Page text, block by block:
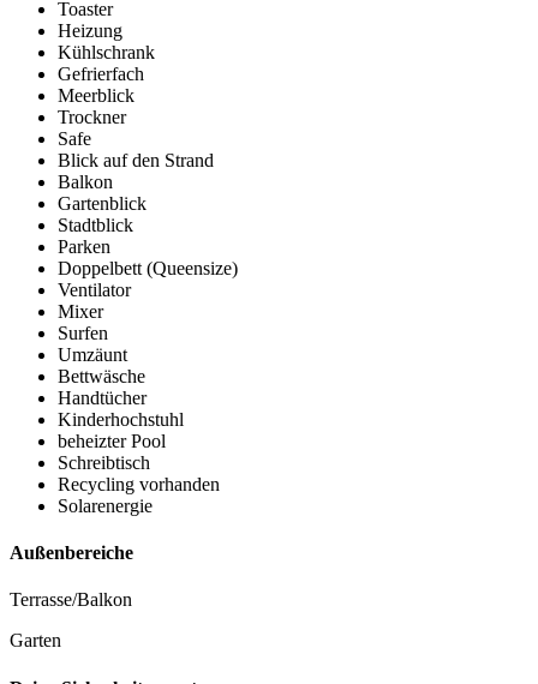
Toaster
Heizung
Kühlschrank
Gefrierfach
Meerblick
Trockner
Safe
Blick auf den Strand
Balkon
Gartenblick
Stadtblick
Parken
Doppelbett (Queensize)
Ventilator
Mixer
Surfen
Umzäunt
Bettwäsche
Handtücher
Kinderhochstuhl
beheizter Pool
Schreibtisch
Recycling vorhanden
Solarenergie
Außenbereiche
Terrasse/Balkon
Garten